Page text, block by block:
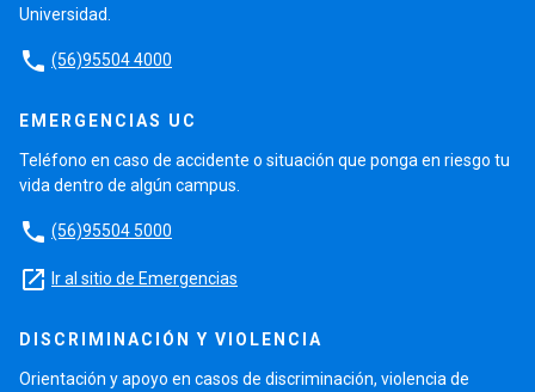
Universidad.
phone (56)95504 4000
EMERGENCIAS UC
Teléfono en caso de accidente o situación que ponga en riesgo tu
vida dentro de algún campus.
phone (56)95504 5000
launch Ir al sitio de Emergencias
DISCRIMINACIÓN Y VIOLENCIA
Orientación y apoyo en casos de discriminación, violencia de